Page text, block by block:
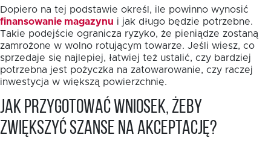
Dopiero na tej podstawie określ, ile powinno wynosić
finansowanie magazynu i jak długo będzie potrzebne.
Takie podejście ogranicza ryzyko, że pieniądze zostaną
zamrożone w wolno rotującym towarze. Jeśli wiesz, co
sprzedaje się najlepiej, łatwiej też ustalić, czy bardziej
potrzebna jest pożyczka na zatowarowanie, czy raczej
inwestycja w większą powierzchnię.
Jak przygotować wniosek, żeby
zwiększyć szanse na akceptację?